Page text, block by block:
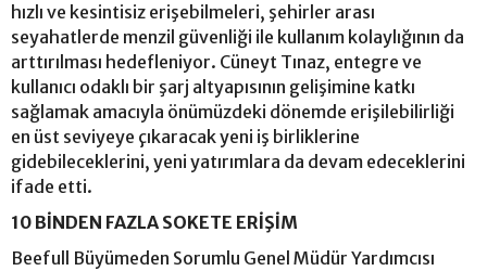
hızlı ve kesintisiz erişebilmeleri, şehirler arası
seyahatlerde menzil güvenliği ile kullanım kolaylığının da
arttırılması hedefleniyor. Cüneyt Tınaz, entegre ve
kullanıcı odaklı bir şarj altyapısının gelişimine katkı
sağlamak amacıyla önümüzdeki dönemde erişilebilirliği
en üst seviyeye çıkaracak yeni iş birliklerine
gidebileceklerini, yeni yatırımlara da devam edeceklerini
ifade etti.
10 BİNDEN FAZLA SOKETE ERİŞİM
Beefull Büyümeden Sorumlu Genel Müdür Yardımcısı